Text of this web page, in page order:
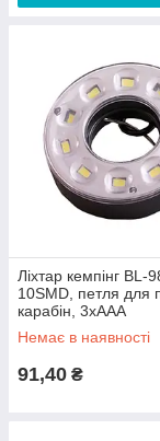
Ліхтар кемпінг BL-
10SMD, петля для
карабін, 3xAAA
Немає в наявності
91,40 ₴